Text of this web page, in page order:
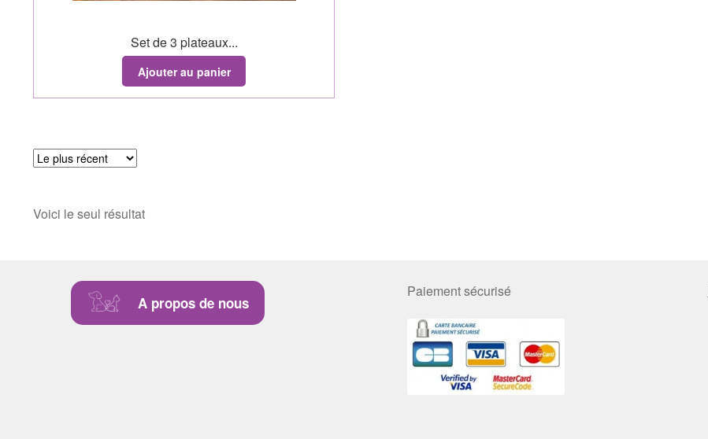
Set de 3 plateaux...
Ajouter au panier
Voici le seul résultat
A propos de nous
Paiement sécurisé